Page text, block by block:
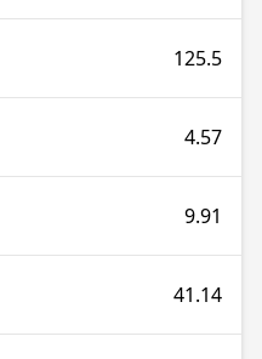
125.5
4.57
9.91
41.14